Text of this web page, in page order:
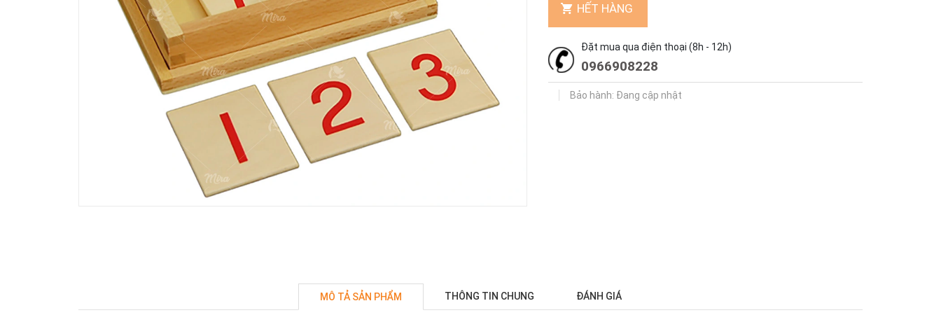
HẾT HÀNG
Đặt mua qua điện thoại (8h - 12h)
0966908228
Bảo hành: Đang cập nhật
MÔ TẢ SẢN PHẨM THÔNG TIN CHUNG ĐÁNH GIÁ